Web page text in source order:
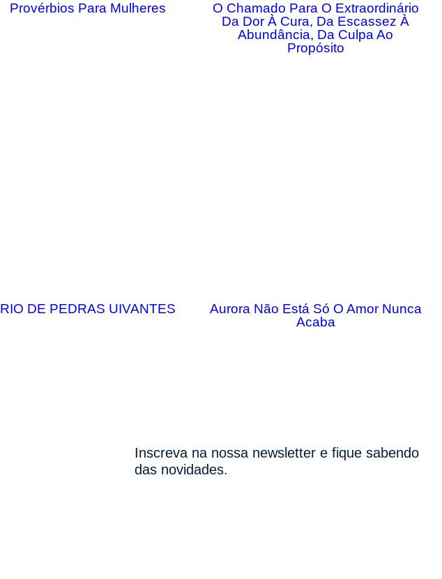
Provérbios Para Mulheres
O Chamado Para O Extraordinário
Da Dor À Cura, Da Escassez À
Abundância, Da Culpa Ao
Propósito
RIO DE PEDRAS UIVANTES
Aurora Não Está Só O Amor Nunca
Acaba
Inscreva na nossa newsletter e fique sabendo
das novidades.